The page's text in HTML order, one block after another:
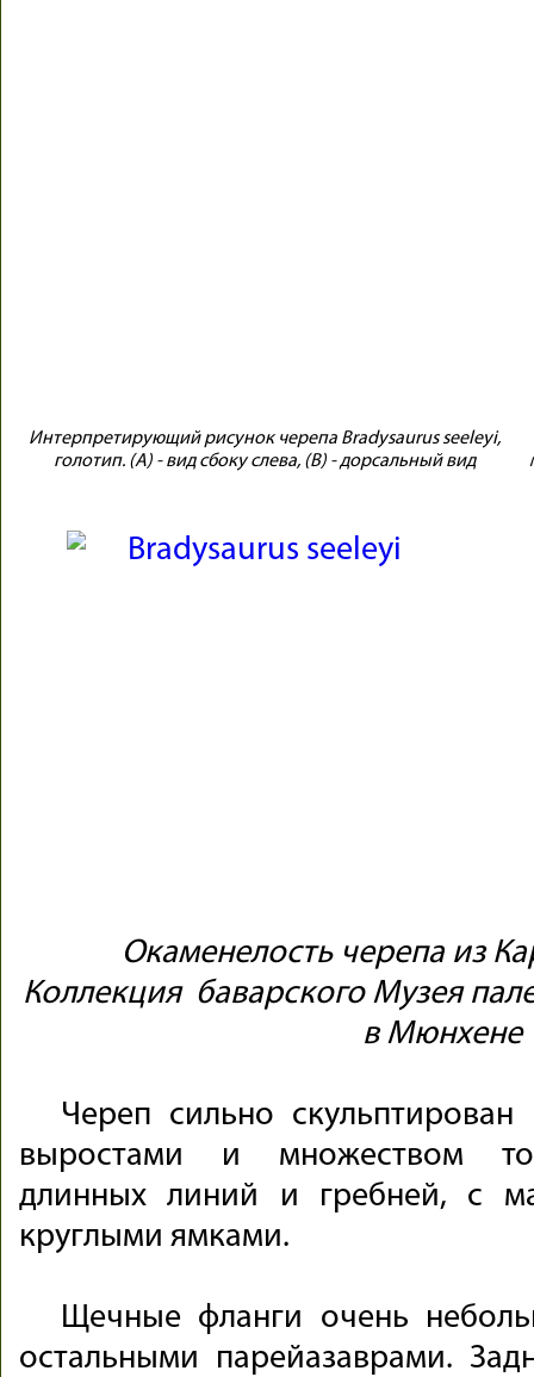
Интерпретирующий рисунок черепа Bradysaurus seeleyi,
голотип. (A) - вид сбоку слева, (B) - дорсальный вид
Окаменелость черепа из
Коллекция баварского Музея
в Мюнхене
Череп сильно
выростами и множеством
длинных линий и гребней, с
круглыми ямками.
Щечные фланги очень
остальными парейазаврами.